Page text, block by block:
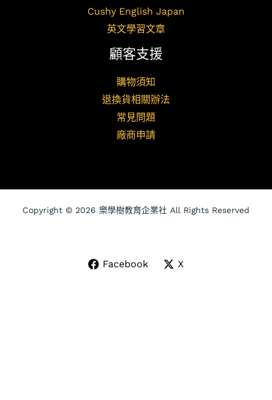
Cushy English Japan
英文學習文章
顧客支援
購物須知
退換貨相關辦法
常見問題
廠商申請
Copyright © 2026 樂學樹教育企業社 All Rights Reserved
Facebook X